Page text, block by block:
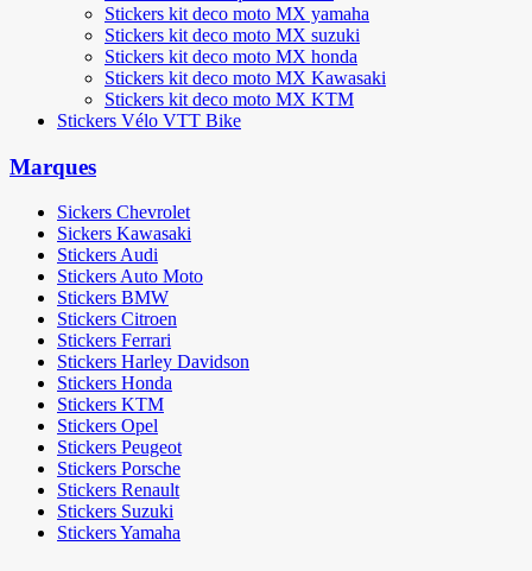
Stickers kit deco moto MX yamaha
Stickers kit deco moto MX suzuki
Stickers kit deco moto MX honda
Stickers kit deco moto MX Kawasaki
Stickers kit deco moto MX KTM
Stickers Vélo VTT Bike
Marques
Sickers Chevrolet
Sickers Kawasaki
Stickers Audi
Stickers Auto Moto
Stickers BMW
Stickers Citroen
Stickers Ferrari
Stickers Harley Davidson
Stickers Honda
Stickers KTM
Stickers Opel
Stickers Peugeot
Stickers Porsche
Stickers Renault
Stickers Suzuki
Stickers Yamaha